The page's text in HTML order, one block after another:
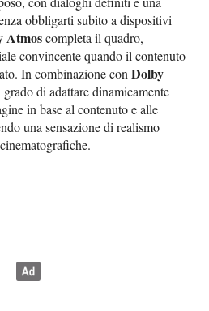
obbligarti subito a dispositivi
Atmoscompleta il quadro,
convincente quando il contenuto
In combinazione conDolby
di adattare dinamicamente
in base al contenuto e alle
una sensazione di realismo